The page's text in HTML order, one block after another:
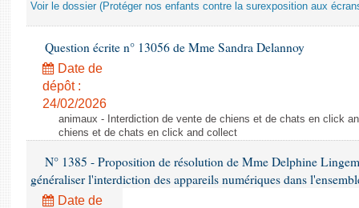
Voir le dossier (Protéger nos enfants contre la surexposition aux
Question écrite n° 13056 de Mme Sandra Delannoy
Date de
dépôt :
24/02/2026
animaux - Interdiction de vente de chiens et de chats en click
chiens et de chats en click and collect
N° 1385 - Proposition de résolution de Mme Delphine
généraliser l'interdiction des appareils numériques dans
Date de